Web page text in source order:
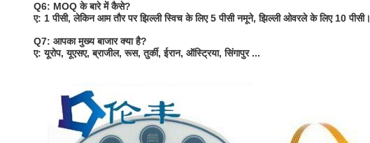
Q6: MOQ के बारे में कैसे?
ए: 1 पीसी, लेकिन आम तौर पर झिल्ली स्विच के लिए 5 पीसी नमूने, झिल्ली ओवरले के लिए 10 पीसी।
Q7: आपका मुख्य बाजार क्या है?
ए: यूरोप, यूएसए, ब्राजील, रूस, तुर्की, ईरान, ऑस्ट्रिया, सिंगापुर ...